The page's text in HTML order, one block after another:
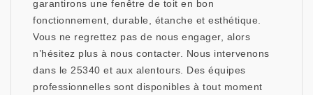
garantirons une fenêtre de toit en bon
fonctionnement, durable, étanche et esthétique.
Vous ne regrettez pas de nous engager, alors
n’hésitez plus à nous contacter. Nous intervenons
dans le 25340 et aux alentours. Des équipes
professionnelles sont disponibles à tout moment